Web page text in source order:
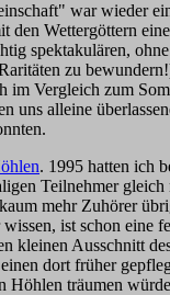
war wieder
Wettergöttern
spektakulären,
zu
im Vergleich zum
uns alleine
. 1995 hatten ich
Teilnehmer
mehr Zuhörer
ist schon eine
kleinen Ausschnitt
dort früher
Höhlen träumen